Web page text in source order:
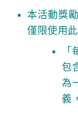
本活動獎
僅限使用
包
為
義